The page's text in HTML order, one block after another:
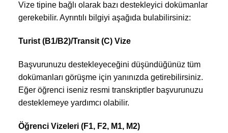
Vize tipine bağlı olarak bazı destekleyici dokümanlar
gerekebilir. Ayrıntılı bilgiyi aşağıda bulabilirsiniz:
Turist (B1/B2)/Transit (C) Vize
Başvurunuzu destekleyeceğini düşündüğünüz tüm
dokümanları görüşme için yanınızda getirebilirsiniz.
Eğer öğrenci iseniz resmi transkriptler başvurunuzu
desteklemeye yardımcı olabilir.
Öğrenci Vizeleri (F1, F2, M1, M2)